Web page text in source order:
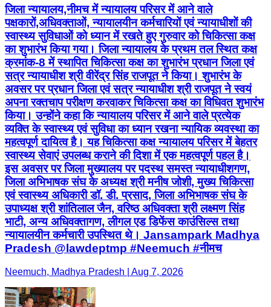
जिला न्यायालय,नीमच में न्यायालय परिसर में आने वाले
पक्षकारों,अधिवक्ताओं, न्यायालयीन कर्मचारियों एवं न्यायाधीशों की
स्वास्थ्य सुविधाओं को ध्यान में रखते हुए गुरुवार को चिकित्सा कक्ष
का शुभारंभ किया गया। जिला न्यायालय के प्रथम तल स्थित कक्ष
क्रमांक-8 में स्थापित चिकित्सा कक्ष का शुभारंभ प्रधान जिला एवं
सत्र न्यायाधीश श्री वीरेंद्र सिंह राजपूत ने किया। शुभारंभ के
अवसर पर प्रधान जिला एवं सत्र न्यायाधीश श्री राजपूत ने स्वयं
अपना रक्तचाप परीक्षण करवाकर चिकित्सा कक्ष का विधिवत शुभारंभ
किया। उन्होंने कहा कि न्यायालय परिसर में आने वाले प्रत्येक
व्यक्ति के स्वास्थ्य एवं सुविधा का ध्यान रखना न्यायिक व्यवस्था का
महत्वपूर्ण दायित्व है। यह चिकित्सा कक्ष न्यायालय परिसर में बेहतर
स्वास्थ्य सेवाएं उपलब्ध कराने की दिशा में एक महत्वपूर्ण पहल है।
इस अवसर पर जिला मुख्यालय पर पदस्थ समस्त न्यायाधीशगण,
जिला अभिभाषक संघ के अध्यक्ष श्री मनीष जोशी, मुख्य चिकित्सा
एवं स्वास्थ्य अधिकारी डॉ. डी. प्रसाद, जिला अभिभाषक संघ के
उपाध्यक्ष श्री शांतिलाल जैन, वरिष्ठ अधिवक्ता श्री लक्ष्मण सिंह
भाटी, अन्य अधिवक्तागण, लीगल एड डिफेंस काउंसिल्स तथा
न्यायालयीन कर्मचारी उपस्थित थे। Jansampark Madhya
Pradesh @lawdeptmp #Neemuch #नीमच
Neemuch, Madhya Pradesh | Aug 7, 2026